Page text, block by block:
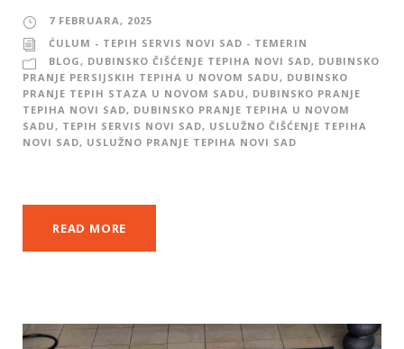
7 FEBRUARA, 2025
ĆULUM - TEPIH SERVIS NOVI SAD - TEMERIN
BLOG, DUBINSKO ČIŠĆENJE TEPIHA NOVI SAD, DUBINSKO
PRANJE PERSIJSKIH TEPIHA U NOVOM SADU, DUBINSKO
PRANJE TEPIH STAZA U NOVOM SADU, DUBINSKO PRANJE
TEPIHA NOVI SAD, DUBINSKO PRANJE TEPIHA U NOVOM
SADU, TEPIH SERVIS NOVI SAD, USLUŽNO ČIŠĆENJE TEPIHA
NOVI SAD, USLUŽNO PRANJE TEPIHA NOVI SAD
READ MORE